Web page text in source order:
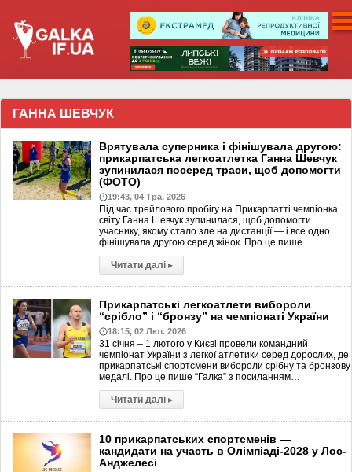
ГАННА ШЕВЧУК
Врятувала суперника і фінішувала другою:
прикарпатська легкоатлетка Ганна Шевчук
зупинилася посеред траси, щоб допомогти
(ФОТО)
19:43, 04 Тра. 2026
Під час трейлового пробігу на Прикарпатті чемпіонка
світу Ганна Шевчук зупинилася, щоб допомогти
учаснику, якому стало зле на дистанції — і все одно
фінішувала другою серед жінок. Про це пише…
Читати далі ▸
Прикарпатські легкоатлети вибороли
“срібло” і “бронзу” на чемпіонаті України
18:15, 02 Лют. 2026
31 січня – 1 лютого у Києві провели командний
чемпіонат України з легкої атлетики серед дорослих, де
прикарпатські спортсмени вибороли срібну та бронзову
медалі. Про це пише “Галка” з посиланням…
Читати далі ▸
10 прикарпатських спортсменів —
кандидати на участь в Олімпіаді-2028 у Лос-
Анджелесі